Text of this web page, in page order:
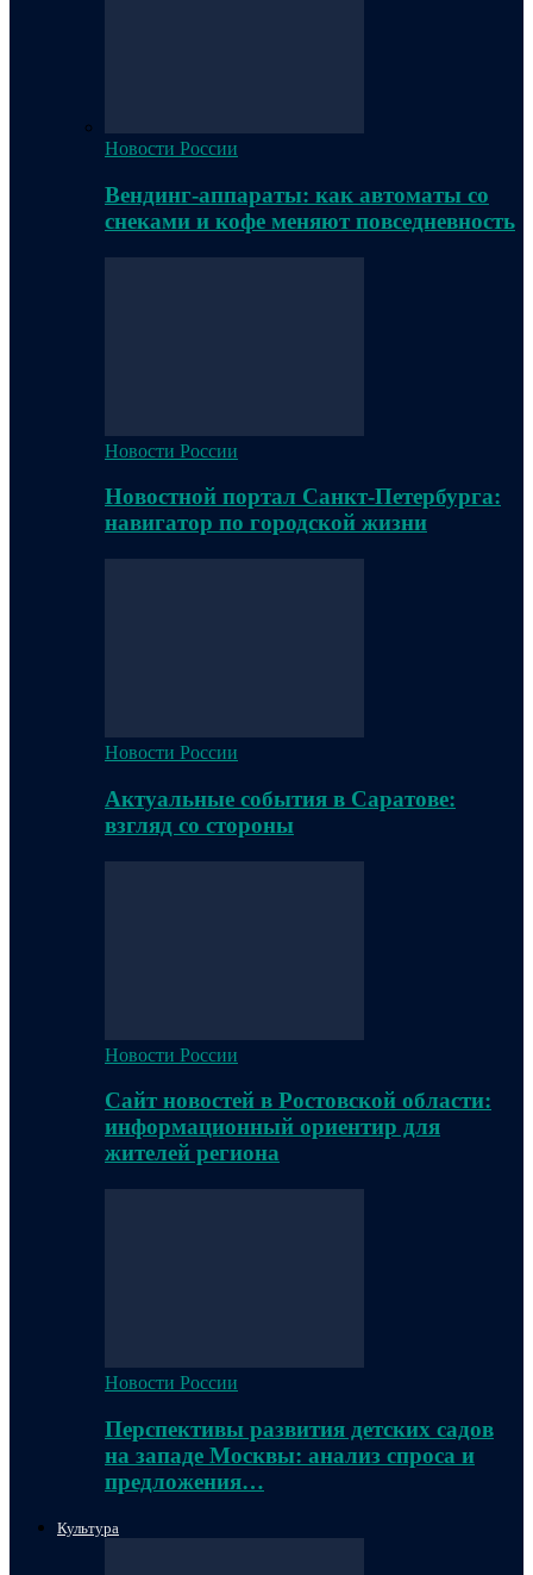
Новости России
Вендинг-аппараты: как автоматы со
снеками и кофе меняют повседневность
Новости России
Новостной портал Санкт-Петербурга:
навигатор по городской жизни
Новости России
Актуальные события в Саратове:
взгляд со стороны
Новости России
Сайт новостей в Ростовской области:
информационный ориентир для
жителей региона
Новости России
Перспективы развития детских садов
на западе Москвы: анализ спроса и
предложения…
Культура